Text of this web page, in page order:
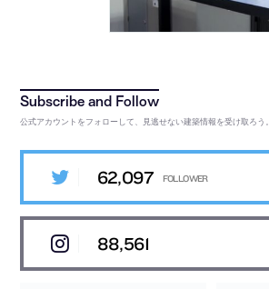
公式アカウントをフォローして、見逃せない建築情報を受け取ろう。
62,097
88,561